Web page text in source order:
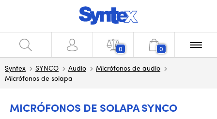
0 0
Syntex SYNCO Audio
Micrófonos de audio
Micrófonos de solapa
MICRÓFONOS DE SOLAPA SYNCO